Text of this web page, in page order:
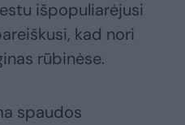
išpopuliarėjusi
kad nori
rūbinėse.
spaudos